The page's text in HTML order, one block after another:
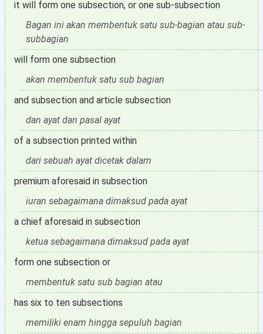
it will form one subsection, or one sub-subsection
Bagan ini akan membentuk satu sub-bagian atau sub-
subbagian
will form one subsection
akan membentuk satu sub bagian
and subsection and article subsection
dan ayat dan pasal ayat
of a subsection printed within
dari sebuah ayat dicetak dalam
premium aforesaid in subsection
iuran sebagaimana dimaksud pada ayat
a chief aforesaid in subsection
ketua sebagaimana dimaksud pada ayat
form one subsection or
membentuk satu sub bagian atau
has six to ten subsections
memiliki enam hingga sepuluh bagian